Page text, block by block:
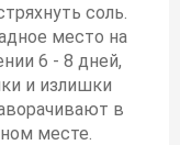
соль.
место на
6 - 8 дней,
и излишки
в
месте.